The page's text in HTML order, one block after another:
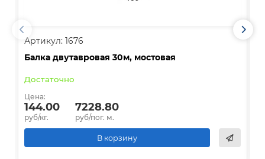
Артикул: 1676
Балка двутавровая 30м, мостовая
Достаточно
Цена:
144.00
руб/кг.
7228.80
руб/пог. м.
В корзину